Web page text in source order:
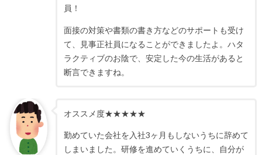
員！
面接の対策や書類の書き方などのサポートも受け
て、見事正社員になることができましたよ。ハタ
ラクティブのお陰で、安定した今の生活があると
断言できますね。
オススメ度★★★★★
勤めていた会社を入社3ヶ月もしないうちに辞めて
しまいました。研修を進めていくうちに、自分が